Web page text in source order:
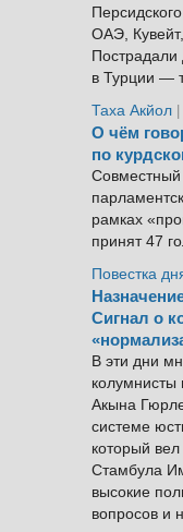
ОАЭ,
в Турции —
Таха Акйол
О чём
по
Совместный
рамках
принят 47
Повестка
Сигнал о
В эти дни
колумнисты
Акына
системе
который
Стамбула
высокие
вопросов и